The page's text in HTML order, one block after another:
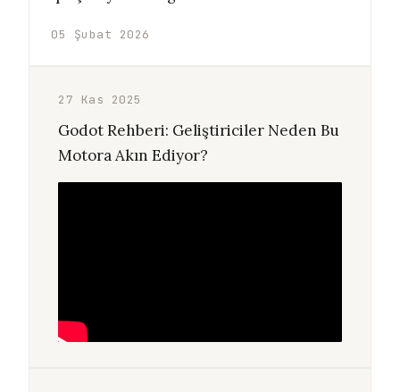
05 Şubat 2026
27 Kas 2025
Godot Rehberi: Geliştiriciler Neden Bu
Motora Akın Ediyor?